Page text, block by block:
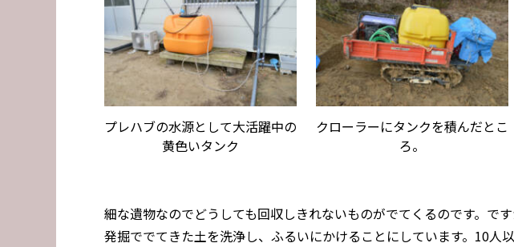
プレハブの水源として大活躍中の
黄色いタンク
クローラーにタンクを積んだとこ
ろ。
細な遺物なのでどうしても回収しきれないものがでてくるのです。で
発掘ででてきた土を洗浄し、ふるいにかけることにしています。10人